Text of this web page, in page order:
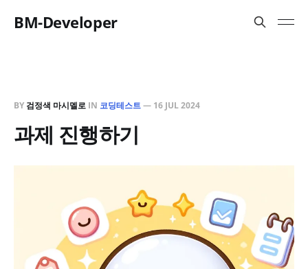
BM-Developer
BY 검정색 마시멜로 IN 코딩테스트— 16 JUL 2024
과제 진행하기